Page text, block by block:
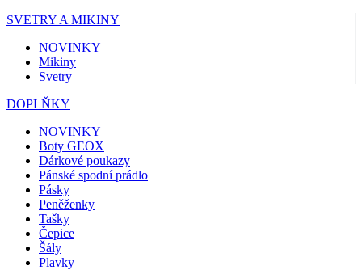
SVETRY A MIKINY
NOVINKY
Mikiny
Svetry
DOPLŇKY
NOVINKY
Boty GEOX
Dárkové poukazy
Pánské spodní prádlo
Pásky
Peněženky
Tašky
Čepice
Šály
Plavky